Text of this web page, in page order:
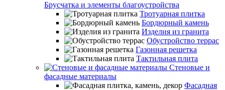
Брусчатка и элементы благоустройства
Тротуарная плитка
Бордюрный камень
Изделия из гранита
Обустройство террас
Газонная решетка
Тактильная плита
Стеновые и
фасадные материалы
Фасадная